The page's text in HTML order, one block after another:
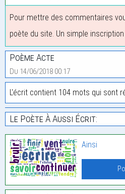
Pour mettre des commentaires
poète du site. Un simple
Poème Acte
Du 14/06/2018 00:17
L'écrit contient 104 mots qui sont
Le Poète À Aussi Écrit:
Ainsi